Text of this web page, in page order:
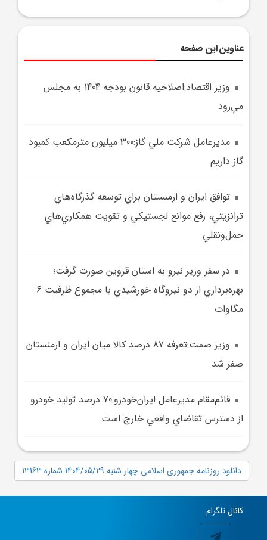
عناوین این صفحه
وزير اقتصاد:اصلاحيه قانون بودجه 1404 به مجلس
مي‌رود
مديرعامل شرکت ملي گاز:300 ميليون مترمکعب کمبود
گاز داريم
توافق ايران و ارمنستان براي توسعه گذرگاه‌هاي
ترانزيتي، رفع موانع لجستيکي و تقويت همکاري‌هاي
حمل‌ونقلي
در سفر وزير نيرو به استان قزوين صورت گرفت؛
بهره‌برداري از دو نيروگاه خورشيدي با مجموع ظرفيت 6
مگاوات
وزير صمت:تعرفه 87 درصد کالا ميان ايران و ارمنستان
صفر شد
قائم‌مقام مديرعامل ايران‌خودرو:70 درصد توليد خودرو
از دسترس تقاضاي واقعي خارج است
دانلود روزنامه جمهوری اسلامی چهار شنبه 1404/05/29 شماره 13163
کانال تلگرام